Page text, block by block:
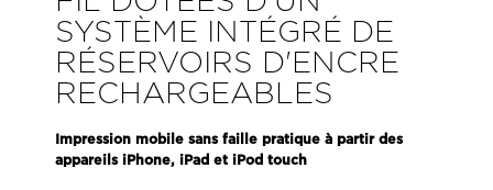
SYSTÈME INTÉGRÉ DE
RÉSERVOIRS D'ENCRE
RECHARGEABLES
Impression mobile sans faille pratique à partir des
appareils iPhone, iPad et iPod touch